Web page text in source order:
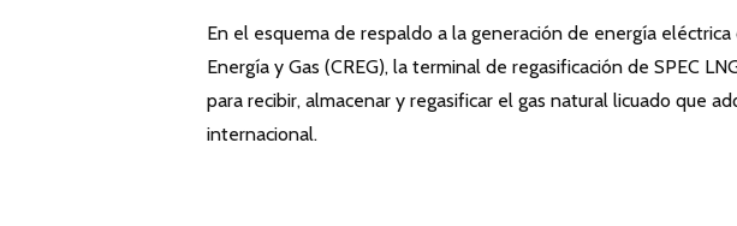
En el esquema de respaldo a la generación de energía
Energía y Gas (CREG), la terminal de regasificación de SPEC
para recibir, almacenar y regasificar el gas natural licuado que
internacional.